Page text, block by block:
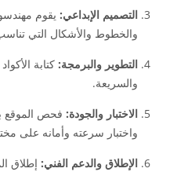
التصميم الإبداعي: يقوم مهندسو
والخطوط والأشكال التي
التطوير والبرمجة: كتابة
والسريعة.
الاختبار والجودة: فحص الموقع
واختبار سرعته وأمانه على
الإطلاق والدعم الفني: إطلاق